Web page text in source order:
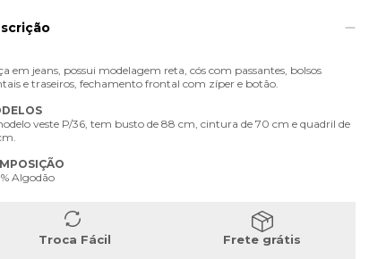
em jeans, possui modelagem reta, cós com passantes, bolsos
e traseiros, fechamento frontal com zíper e botão.
veste P/36, tem busto de 88 cm, cintura de 70 cm e quadril de
Algodão
Troca Fácil
Frete grátis